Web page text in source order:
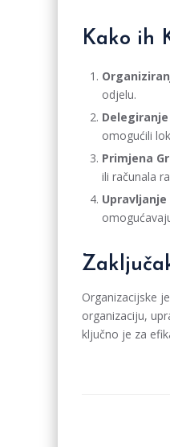
Kako ih
odjelu.
omogućili
Primjena
ili računala
Organizacijske
organizaciju,
ključno je za